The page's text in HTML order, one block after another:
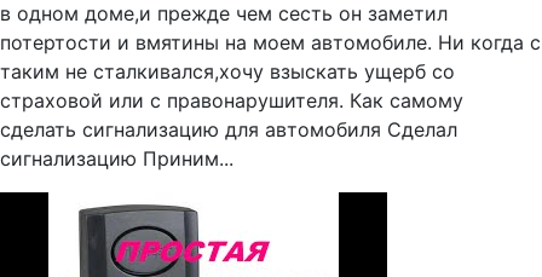
в одном доме,и прежде чем сесть он заметил
потертости и вмятины на моем автомобиле. Ни когда с
таким не сталкивался,хочу взыскать ущерб со
страховой или с правонарушителя. Как самому
сделать сигнализацию для автомобиля Сделал
сигнализацию Приним...